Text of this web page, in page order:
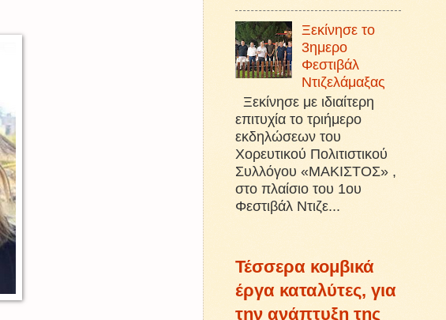
Ξεκίνησε το
3ημερο
Φεστιβάλ
Ντιζελάμαξας
Ξεκίνησε με ιδιαίτερη
επιτυχία το τριήμερο
εκδηλώσεων του
Χορευτικού Πολιτιστικού
Συλλόγου «ΜΑΚΙΣΤΟΣ» ,
στο πλαίσιο του 1ου
Φεστιβάλ Ντιζε...
Τέσσερα κομβικά
έργα καταλύτες, για
την ανάπτυξη της